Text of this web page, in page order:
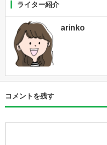
ライター紹介
arinko
コメントを残す